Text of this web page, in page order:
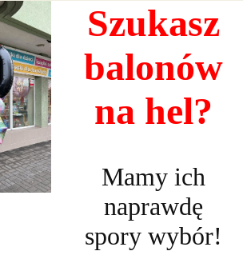
Szukasz
balonów
na hel?
Mamy ich
naprawdę
spory wybór!